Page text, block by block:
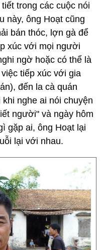
trong các cuộc nói
này, ông Hoạt cũng
bán thóc, lợn gà để
xúc với mọi người
ngờ hoặc có thể là
tiếp xúc với gia
đến la cà quán
nghe ai nói chuyện
người" và ngày hôm
gặp ai, ông Hoạt lại
lại với nhau.